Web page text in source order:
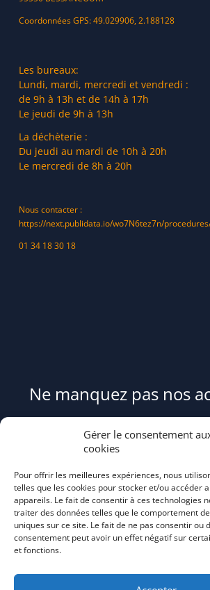
Gérer le consentement
cookies
Pour offrir les meilleures expériences, nous
telles que les cookies pour stocker et/ou accéder
appareils. Le fait de consentir à ces technologies
traiter des données telles que le comportement
uniques sur ce site. Le fait de ne pas consentir ou
consentement peut avoir un effet négatif sur
et fonctions.
Coordonnées GPS: 49.029906, 2.188128
Les bureaux:
Lundi, mardi, mercredi et vendredi :
de 9h à 13h et de 14h à 17h
Le jeudi de 9h à 13h
La déchèterie :
Du jeudi au mardi de 10h à 20h
Le mercredi de 8h à 20h
Nous contacter :
https://next.publidata.io/wo7N6tez7n/
01 34 18 30 18
Ne manquez pas nos
conseils et astuces pour mieux trier et réduire
vous au flash info bi-mensuel Tri Action!